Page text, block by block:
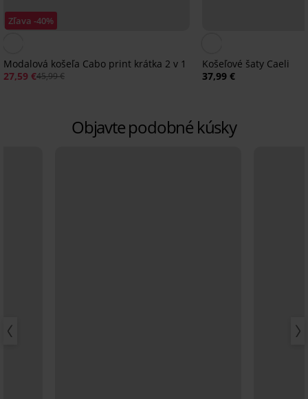
Zľava -40%
Modalová košeľa Cabo print krátka 2 v 1
27,59 €45,99 €
Košeľové šaty Caeli
37,99 €
Objavte podobné kúsky